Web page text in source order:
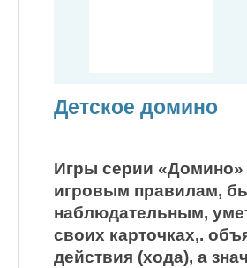
Детское домино
Игры серии «Домино»
игровым правилам,
наблюдательным,
своих карточках,.
действия (хода), а